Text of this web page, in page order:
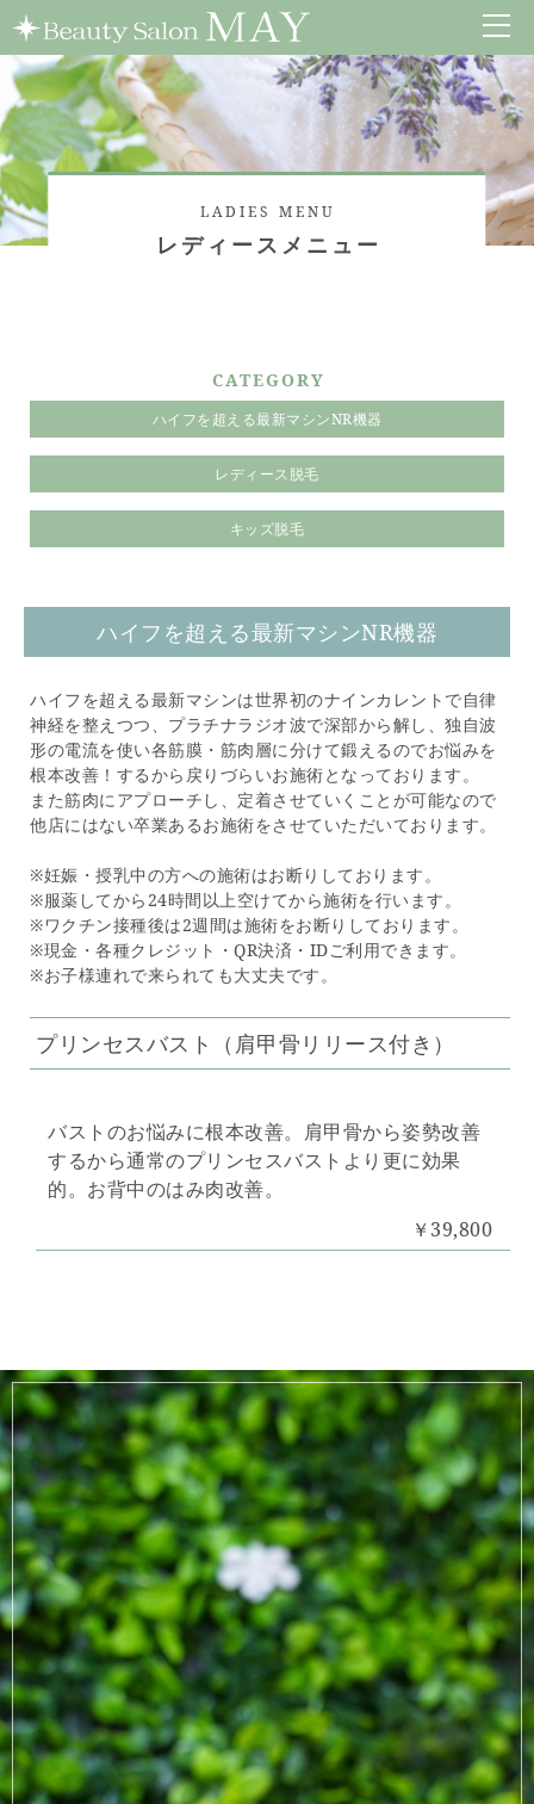
LADIES MENU
レディースメニュー
CATEGORY
ハイフを超える最新マシンNR機器
レディース脱毛
キッズ脱毛
ハイフを超える最新マシンNR機器
ハイフを超える最新マシンは世界初のナインカレントで自律
神経を整えつつ、プラチナラジオ波で深部から解し、独自波
形の電流を使い各筋膜・筋肉層に分けて鍛えるのでお悩みを
根本改善！するから戻りづらいお施術となっております。
また筋肉にアプローチし、定着させていくことが可能なので
他店にはない卒業あるお施術をさせていただいております。
※妊娠・授乳中の方への施術はお断りしております。
※服薬してから24時間以上空けてから施術を行います。
※ワクチン接種後は2週間は施術をお断りしております。
※現金・各種クレジット・QR決済・IDご利用できます。
※お子様連れで来られても大丈夫です。
プリンセスバスト（肩甲骨リリース付き）
バストのお悩みに根本改善。肩甲骨から姿勢改善
するから通常のプリンセスバストより更に効果
的。お背中のはみ肉改善。
￥39,800